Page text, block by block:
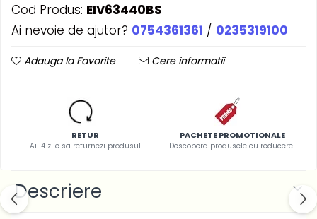
Cod Produs: EIV63440BS
Ai nevoie de ajutor? 0754361361 / 0235319100
Adauga la Favorite Cere informatii
RETUR
Ai 14 zile sa returnezi produsul
PACHETE PROMOTIONALE
Descopera produsele cu reducere!
Descriere